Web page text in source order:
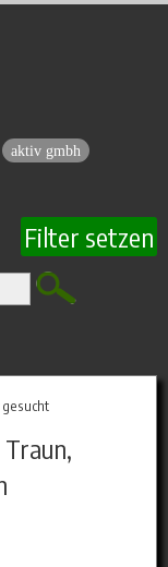
aktiv gmbh
Filter setzen